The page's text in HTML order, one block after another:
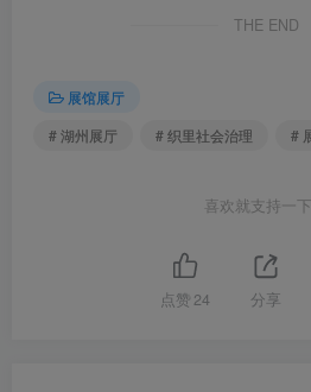
THE END
展馆展厅
# 湖州展厅
# 织里社会治理 #
喜欢就支持一
点赞 24 分享